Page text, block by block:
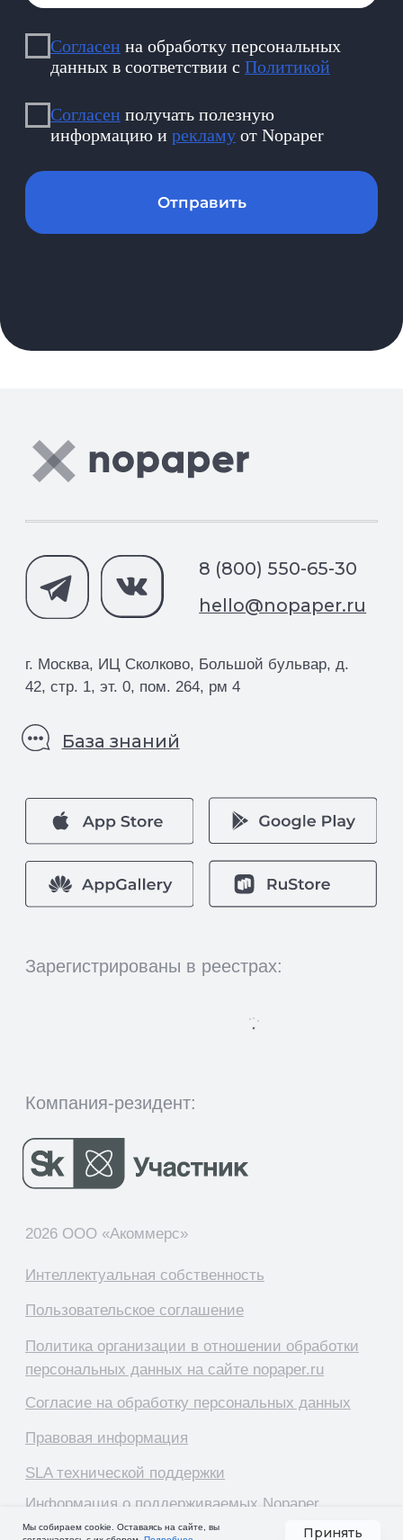
Исследование и таблица
Сравнение
сервисов КЭДО
Мы собираем cookie. Оставаясь на сайте, вы
Принять